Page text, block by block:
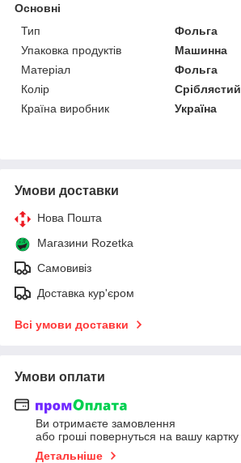
Основні
Тип
Фольга
Упаковка продуктів
Машинна
Матеріал
Фольга
Колір
Сріблястий
Країна виробник
Україна
Умови доставки
Нова Пошта
Магазини Rozetka
Самовивіз
Доставка кур'єром
Всі умови доставки
Умови оплати
Ви отримаєте замовлення
або гроші повернуться на вашу картку
Детальніше